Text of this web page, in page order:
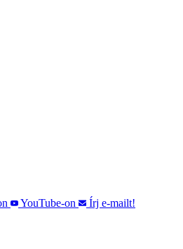
YouTube-on
Írj e-mailt!